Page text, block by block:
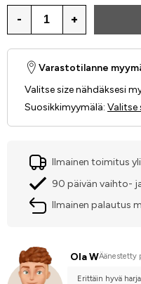
- +
Varastotilanne
Valitse size nähdäksesi
Suosikkimyymälä: Valitse
Ilmainen toimitus
90 päivän vaihto-
Ilmainen palautus
Ola WÄänestetty
Erittäin hyvä